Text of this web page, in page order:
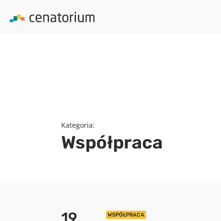
Kategoria:
Współpraca
WSPÓŁPRACA